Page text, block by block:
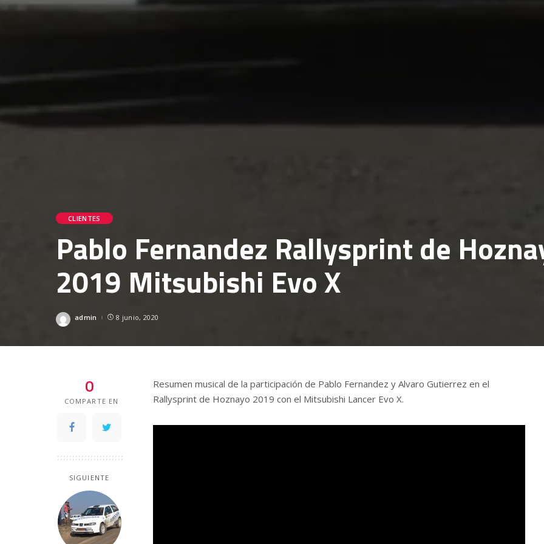
CLIENTES
Pablo Fernandez Rallysprint de
2019 Mitsubishi Evo X
Posted
admin 8 junio, 2020
0
COMPARTE EN
SIGUIENTE
Resumen musical de la participación de Pablo Fernandez y Alvaro Gutierrez en el
Rallysprint de Hoznayo 2019 con el Mitsubishi Lancer Evo X.